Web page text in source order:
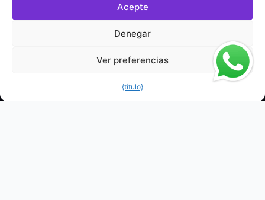
Acepte
Denegar
Ver preferencias
{título}